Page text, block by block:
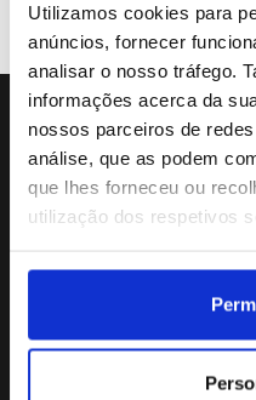
Utilizamos cookies para
anúncios, fornecer
analisar o nosso tráfego.
informações acerca da
nossos parceiros de
análise, que as podem
que lhes forneceu ou
utilização dos respetivos
Sede
Rua